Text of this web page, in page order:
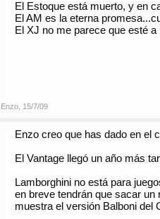
El Estoque está muerto, y en
El AM es la eterna
El XJ no me parece que esté
Enzo 15/7/09
Enzo creo que has dado en el
El Vantage llegó un año más
Lamborghini no está para
en breve tendrán que sacar
muestra el versión Balboni del